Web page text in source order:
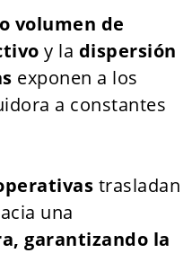
volumen de
y la dispersión
exponen a los
a constantes
trasladan
una
garantizando la